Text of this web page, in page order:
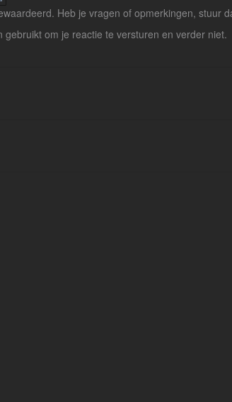
Heb je vragen of opmerkingen, stuur
gebruikt om je reactie te versturen en verder niet.